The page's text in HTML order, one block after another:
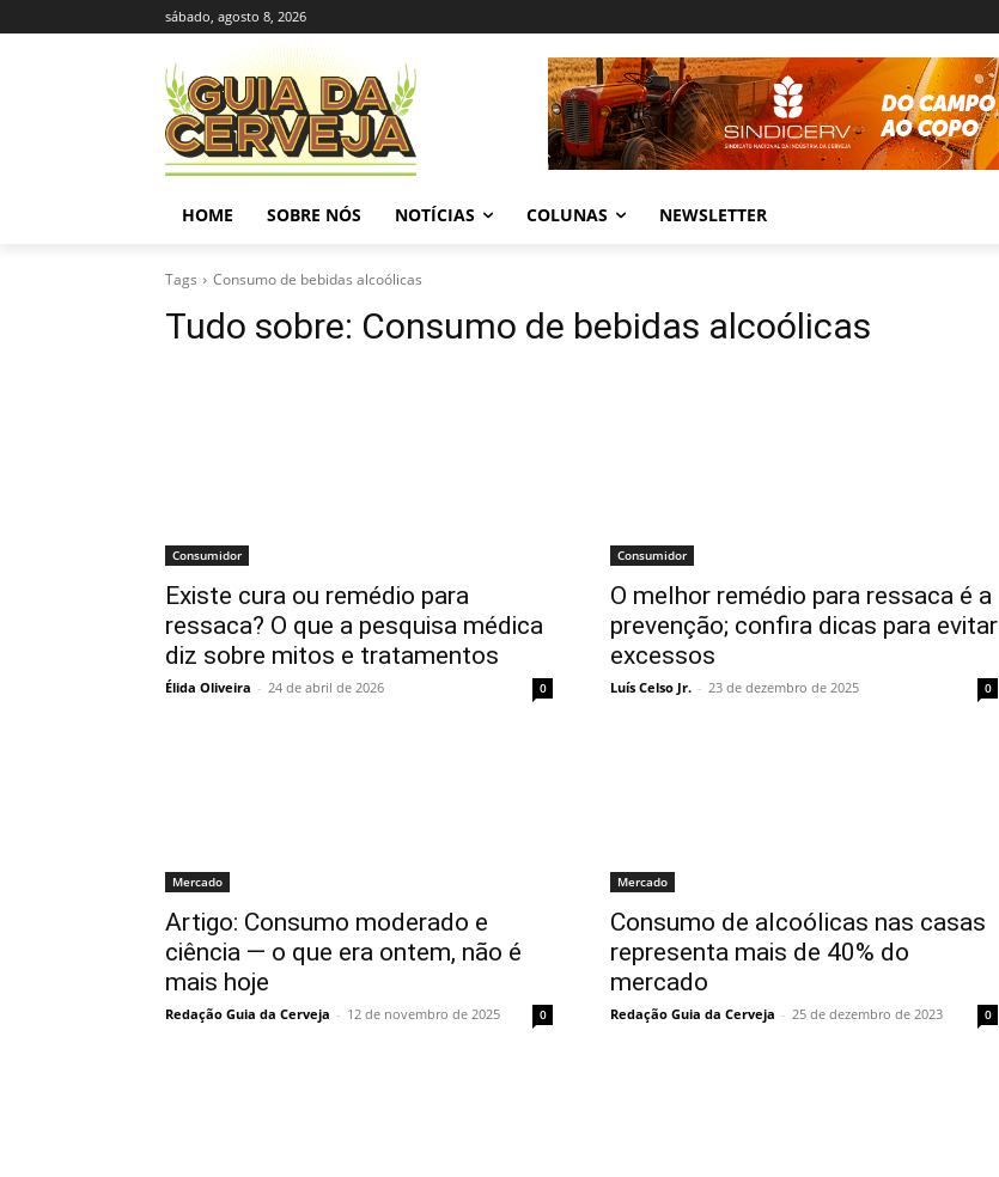
sábado, agosto 8, 2026
HOME SOBRE NÓS NOTÍCIAS COLUNAS NEWSLETTER
Tags Consumo de bebidas alcoólicas
Tudo sobre: Consumo de bebidas alcoólicas
Consumidor
Existe cura ou remédio para
ressaca? O que a pesquisa médica
diz sobre mitos e tratamentos
Élida Oliveira - 24 de abril de 2026 0
Consumidor
O melhor remédio para ressaca é a
prevenção; confira dicas para evitar
excessos
Luís Celso Jr. - 23 de dezembro de 2025 0
Mercado
Artigo: Consumo moderado e
ciência — o que era ontem, não é
mais hoje
Redação Guia da Cerveja - 12 de novembro de 2025 0
Mercado
Consumo de alcoólicas nas casas
representa mais de 40% do
mercado
Redação Guia da Cerveja - 25 de dezembro de 2023 0